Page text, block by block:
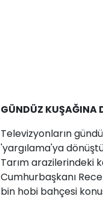
GÜNDÜZ KUŞAĞINA
Televizyonların
'yargılama'ya
Tarım arazilerindeki
Cumhurbaşkanı
bin hobi bahçesi